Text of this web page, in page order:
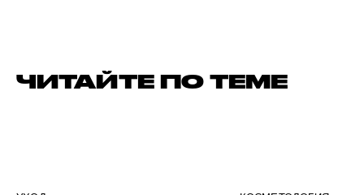
ЧИТАЙТЕ ПО ТЕМЕ